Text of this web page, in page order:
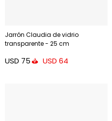
Jarrón Claudia de vidrio
transparente - 25 cm
USD 75 USD 64